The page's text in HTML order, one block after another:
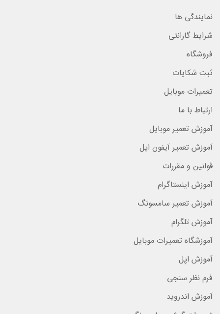
نمایندگی ها
شرایط گارانتی
فروشگاه
ثبت شکایات
تعمیرات موبایل
ارتباط با ما
آموزش تعمیر موبایل
آموزش تعمیر آیفون اپل
قوانین و مقررات
آموزش اینستاگرام
آموزش تعمیر سامسونگ
آموزش تلگرام
آموزشگاه تعمیرات موبایل
آموزش اپل
فرم نظر سنجی
آموزش اندروید